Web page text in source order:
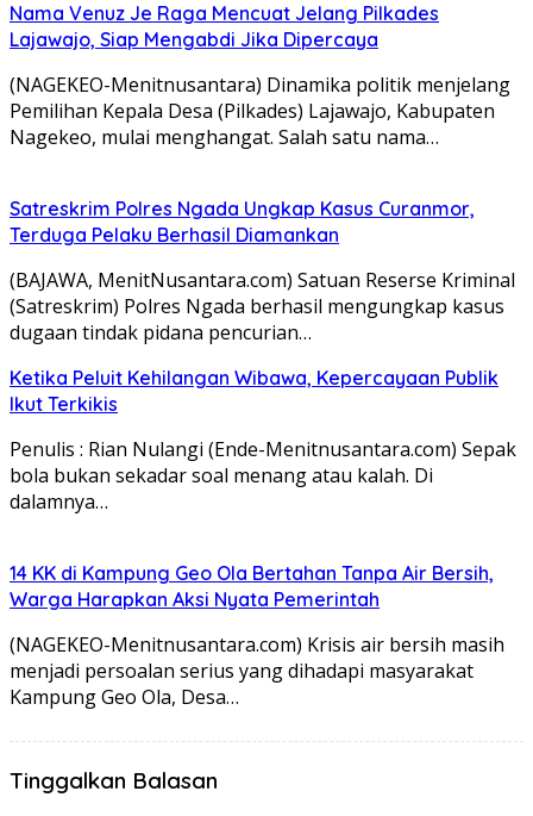
Nama Venuz Je Raga Mencuat Jelang Pilkades
Lajawajo, Siap Mengabdi Jika Dipercaya
(NAGEKEO-Menitnusantara) Dinamika politik menjelang
Pemilihan Kepala Desa (Pilkades) Lajawajo, Kabupaten
Nagekeo, mulai menghangat. Salah satu nama…
Satreskrim Polres Ngada Ungkap Kasus Curanmor,
Terduga Pelaku Berhasil Diamankan
(BAJAWA, MenitNusantara.com) Satuan Reserse Kriminal
(Satreskrim) Polres Ngada berhasil mengungkap kasus
dugaan tindak pidana pencurian…
Ketika Peluit Kehilangan Wibawa, Kepercayaan Publik
Ikut Terkikis
Penulis : Rian Nulangi (Ende-Menitnusantara.com) Sepak
bola bukan sekadar soal menang atau kalah. Di
dalamnya…
14 KK di Kampung Geo Ola Bertahan Tanpa Air Bersih,
Warga Harapkan Aksi Nyata Pemerintah
(NAGEKEO-Menitnusantara.com) Krisis air bersih masih
menjadi persoalan serius yang dihadapi masyarakat
Kampung Geo Ola, Desa…
Tinggalkan Balasan